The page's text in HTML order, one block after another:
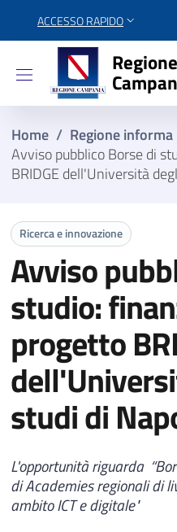
ACCESSO RAPIDO
Regione
Home / Regione informa
Avviso pubblico Borse di
BRIDGE dell'Università
Ricerca e innovazione
Avviso
studio:
progetto
studi di
L'opportunità riguarda
di Academies regionali di
ambito ICT e digitale"